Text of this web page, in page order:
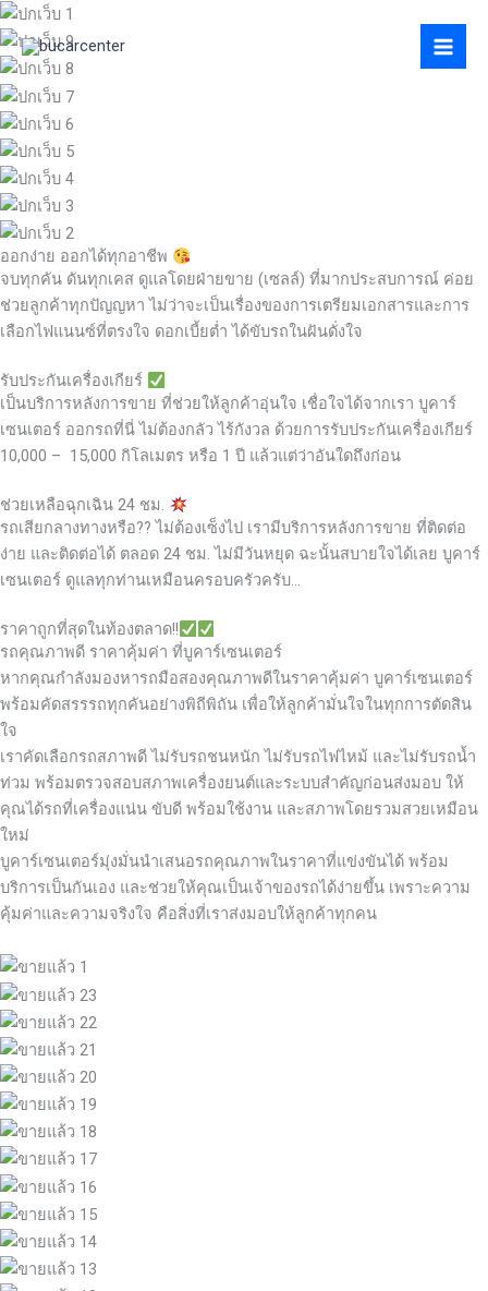
Skip
to
content
ออกง่าย ออกได้ทุกอาชีพ
จบทุกคัน ดันทุกเคส ดูแลโดยฝ่ายขาย (เซลล์) ที่มากประสบการณ์ ค่อย
ช่วยลูกค้าทุกปัญญหา ไม่ว่าจะเป็นเรื่องของการเตรียมเอกสารและการ
เลือกไฟแนนซ์ที่ตรงใจ ดอกเบี้ยต่ำ ได้ขับรถในฝันดั่งใจ
รับประกันเครื่องเกียร์
เป็นบริการหลังการขาย ที่ช่วยให้ลูกค้าอุ่นใจ เชื่อใจได้จากเรา บูคาร์
เซนเตอร์ ออกรถที่นี่ ไม่ต้องกลัว ไร้กังวล ด้วยการรับประกันเครื่องเกียร์
10,000 – 15,000 กิโลเมตร หรือ 1 ปี แล้วแต่ว่าอันใดถึงก่อน
ช่วยเหลือฉุกเฉิน 24 ชม.
รถเสียกลางทางหรือ?? ไม่ต้องเซ็งไป เรามีบริการหลังการขาย ที่ติดต่อ
ง่าย และติดต่อได้ ตลอด 24 ชม. ไม่มีวันหยุด ฉะนั้นสบายใจได้เลย บูคาร์
เซนเตอร์ ดูแลทุกท่านเหมือนครอบครัวครับ…
ราคาถูกที่สุดในท้องตลาด!!
รถคุณภาพดี ราคาคุ้มค่า ที่บูคาร์เซนเตอร์
หากคุณกำลังมองหารถมือสองคุณภาพดีในราคาคุ้มค่า บูคาร์เซนเตอร์
พร้อมคัดสรรรถทุกคันอย่างพิถีพิถัน เพื่อให้ลูกค้ามั่นใจในทุกการตัดสิน
ใจ
เราคัดเลือกรถสภาพดี ไม่รับรถชนหนัก ไม่รับรถไฟไหม้ และไม่รับรถน้ำ
ท่วม พร้อมตรวจสอบสภาพเครื่องยนต์และระบบสำคัญก่อนส่งมอบ ให้
คุณได้รถที่เครื่องแน่น ขับดี พร้อมใช้งาน และสภาพโดยรวมสวยเหมือน
ใหม่
บูคาร์เซนเตอร์มุ่งมั่นนำเสนอรถคุณภาพในราคาที่แข่งขันได้ พร้อม
บริการเป็นกันเอง และช่วยให้คุณเป็นเจ้าของรถได้ง่ายขึ้น เพราะความ
คุ้มค่าและความจริงใจ คือสิ่งที่เราส่งมอบให้ลูกค้าทุกคน